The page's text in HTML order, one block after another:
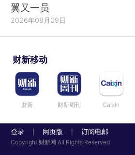
翼又一员
2026年08月09日
财新移动
财新 财新周刊 Caixin
登录 网页版 订阅电邮
Copyright 财新网 All Rights Reserved